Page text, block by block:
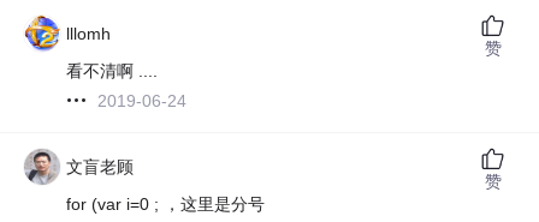
lllomh
看不清啊 ....
2019-06-24
赞
文盲老顾
for (var i=0 ; ，这里是分号
赞